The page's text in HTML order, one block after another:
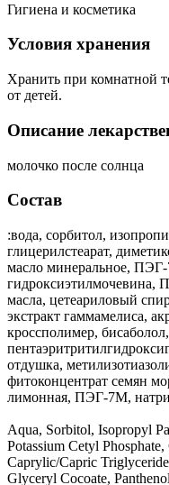
Гигиена и косметика
Условия хранения
Хранить при комнатной
от детей.
Описание
молочко после солнца
Состав
:вода, сорбитол,
глицерилстеарат,
масло минеральное, ПЭГ-
гидроксиэтилмочевина,
масла, цетеариловый
экстракт гаммамелиса,
кроссполимер,
отдушка,
фитоконцентрат семян
лимонная, ПЭГ-7М,
Aqua, Sorbitol, Isopropyl
Potassium Cetyl
Сaprylic/Capric
Glyceryl Cocoate,